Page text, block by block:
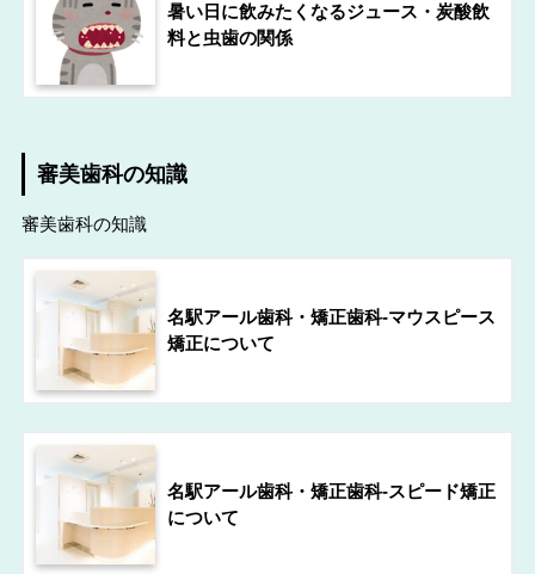
暑い日に飲みたくなるジュース・炭酸飲
料と虫歯の関係
審美歯科の知識
審美歯科の知識
名駅アール歯科・矯正歯科-マウスピース
矯正について
名駅アール歯科・矯正歯科-スピード矯正
について